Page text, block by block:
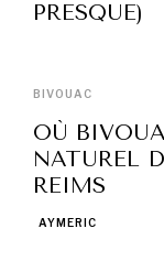
PRESQUE)
BIVOUAC
OÙ
NATUREL
REIMS
AYMERIC